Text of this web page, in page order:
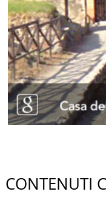
CONTENUTI